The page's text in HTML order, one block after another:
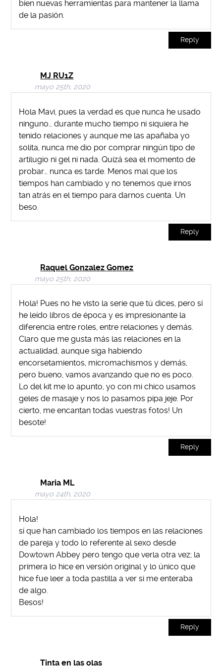
bien nuevas herramientas para mantener la llama
de la pasión.
Reply
MJ RU1Z
mayo 25th, 2020
Hola Mavi, pues la verdad es que nunca he usado
ninguno… durante mucho tiempo ni siquiera he
tenido relaciones y aunque me las apañaba yo
solita, nunca me dio por comprar ningún tipo de
artilugio ni gel ni nada. Quizá sea el momento de
probar… nunca es tarde. Menos mal que los
tiempos han cambiado y no tenemos que irnos
tan atrás en el tiempo para darnos cuenta. Un
beso.
Reply
Raquel Gonzalez Gomez
mayo 25th, 2020
Hola! Pues no he visto la serie que tú dices, pero sí
he leído libros de época y es impresionante la
diferencia entre roles, entre relaciones y demás.
Claro que me gusta más las relaciones en la
actualidad, aunque siga habiendo
encorsetamientos, micromachismos y demás,
pero bueno, vamos avanzando que no es poco.
Lo del kit me lo apunto, yo con mi chico usamos
geles de masaje y nos lo pasamos pipa jeje. Por
cierto, me encantan todas vuestras fotos! Un
besote!
Reply
Maria ML
mayo 24th, 2020
Hola!
sí que han cambiado los tiempos en las relaciones
de pareja y todo lo referente al sexo desde
Dowtown Abbey pero tengo que verla otra vez; la
primera lo hice en versión original y lo único que
hice fue leer a toda pastilla a ver si me enteraba
de algo.
Besos!
Reply
Tinta en las olas